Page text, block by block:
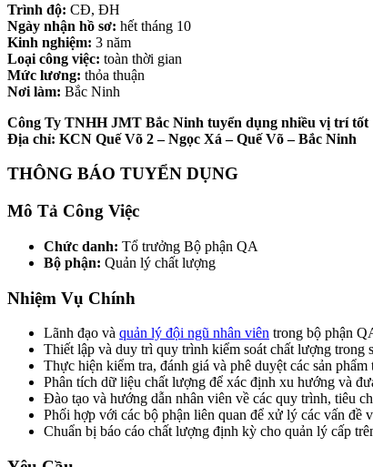
Trình độ: CĐ, ĐH
Ngày nhận hồ sơ: hết tháng 10
Kinh nghiệm: 3 năm
Loại công việc: toàn thời gian
Mức lương: thỏa thuận
Nơi làm: Bắc Ninh
Công Ty TNHH JMT Bắc Ninh tuyển dụng nhiều vị trí tốt
Địa chỉ: KCN Quế Võ 2 – Ngọc Xá – Quế Võ – Bắc Ninh
THÔNG BÁO TUYỂN DỤNG
Mô Tả Công Việc
Chức danh: Tổ trưởng Bộ phận QA
Bộ phận: Quản lý chất lượng
Nhiệm Vụ Chính
Lãnh đạo và quản lý đội ngũ nhân viên trong bộ phận
Thiết lập và duy trì quy trình kiểm soát chất lượng trong
Thực hiện kiểm tra, đánh giá và phê duyệt các sản
Phân tích dữ liệu chất lượng để xác định xu hướng và
Đào tạo và hướng dẫn nhân viên về các quy trình, tiêu
Phối hợp với các bộ phận liên quan để xử lý các vấn đề
Chuẩn bị báo cáo chất lượng định kỳ cho quản lý cấp